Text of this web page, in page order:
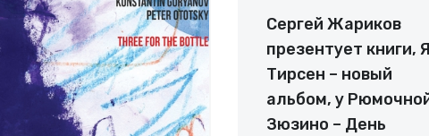
Сергей Жариков
презентует книги,
Тирсен – новый
альбом, у
Зюзино – День